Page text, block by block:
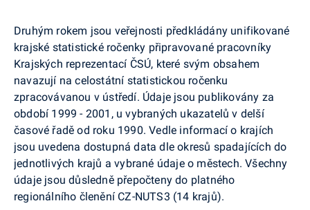
Druhým rokem jsou veřejnosti předkládány unifikované
krajské statistické ročenky připravované pracovníky
Krajských reprezentací ČSÚ, které svým obsahem
navazují na celostátní statistickou ročenku
zpracovávanou v ústředí. Údaje jsou publikovány za
období 1999 - 2001, u vybraných ukazatelů v delší
časové řadě od roku 1990. Vedle informací o krajích
jsou uvedena dostupná data dle okresů spadajících do
jednotlivých krajů a vybrané údaje o městech. Všechny
údaje jsou důsledně přepočteny do platného
regionálního členění CZ-NUTS3 (14 krajů).